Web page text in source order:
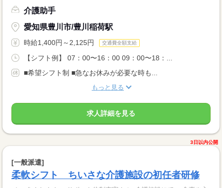
介護助手
愛知県豊川市/豊川稲荷駅
時給1,400円～2,125円 交通費全額支給
【シフト例】 07：00〜16：00 09：00〜18：...
■希望シフト制 ■急なお休みが必要な時も...
もっと見る
求人詳細を見る
3日以内公開
[一般派遣]
柔軟シフト ちいさな介護施設の初任者研修